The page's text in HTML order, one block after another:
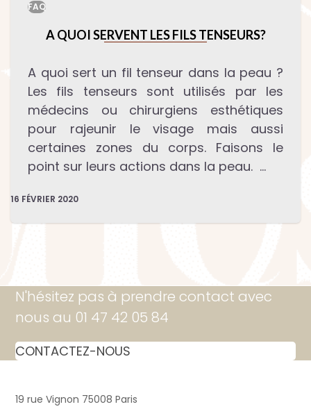
FAQ
A QUOI SERVENT LES FILS TENSEURS?
A quoi sert un fil tenseur dans la peau ?
Les fils tenseurs sont utilisés par les
médecins ou chirurgiens esthétiques
pour rajeunir le visage mais aussi
certaines zones du corps. Faisons le
point sur leurs actions dans la peau. …
16 FÉVRIER 2020
N'hésitez pas à prendre contact avec
nous au 01 47 42 05 84
CONTACTEZ-NOUS
19 rue Vignon 75008 Paris